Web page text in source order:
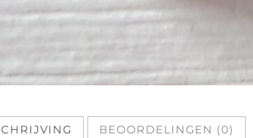
BEOORDELINGEN (0)